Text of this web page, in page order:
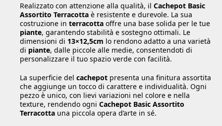
Realizzato con attenzione alla qualità, il Cachepot Basic
Assortito Terracotta è resistente e durevole. La sua
costruzione in terracotta offre una base solida per le tue
piante, garantendo stabilità e sostegno ottimali. Le
dimensioni di 13×12,5cm lo rendono adatto a una varietà
di piante, dalle piccole alle medie, consentendoti di
personalizzare il tuo spazio verde con facilità.
La superficie del cachepot presenta una finitura assortita
che aggiunge un tocco di carattere e individualità. Ogni
pezzo è unico, con lievi variazioni nel colore e nella
texture, rendendo ogni Cachepot Basic Assortito
Terracotta una piccola opera d’arte in sé.